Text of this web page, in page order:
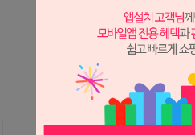
※ 필독해주
후리지아는
에만 진
그 외 시즌에는 다른상품으로
참고하시어 구매해주시